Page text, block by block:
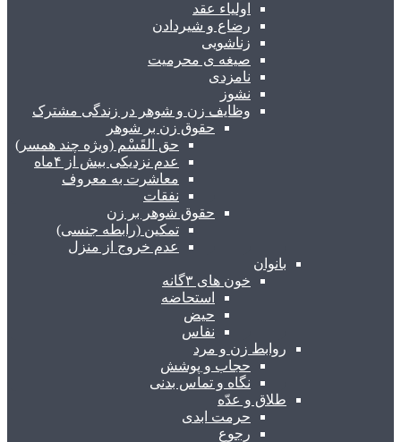
اولیاء عقد
رضاع و شیردادن
زناشویی
صیغه ی محرمیت
نامزدی
نشوز
وظایف زن و شوهر در زندگی مشترک
حقوق زن بر شوهر
حق القَسْم (ویژه چند همسر)
عدم نزدیکی بیش از ۴ماه
معاشرت به معروف
نفقات
حقوق شوهر بر زن
تمکین (رابطه جنسی)
عدم خروج از منزل
بانوان
خون های ۳گانه
استحاضه
حیض
نفاس
روابط زن و مرد
حجاب و پوشش
نگاه و تماس بدنی
طلاق و عدّه
حرمت ابدی
رجوع